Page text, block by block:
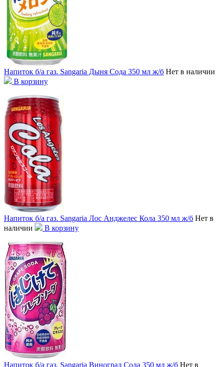
Напиток б/а газ. Sangaria Дыня Сода 350 мл ж/б Нет в наличии
В корзину
Напиток б/а газ. Sangaria Лос Анджелес Кола 350 мл ж/б Нет в
наличии
В корзину
Напиток б/а газ. Sangaria Виноград Сода 350 мл ж/б Нет в